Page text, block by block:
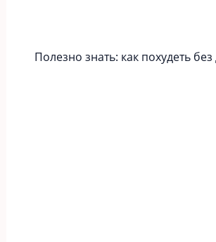
Полезно знать: как похудеть без